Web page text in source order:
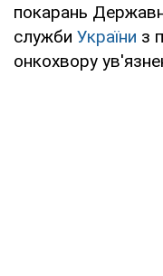
покарань
служби України з
онкохвору